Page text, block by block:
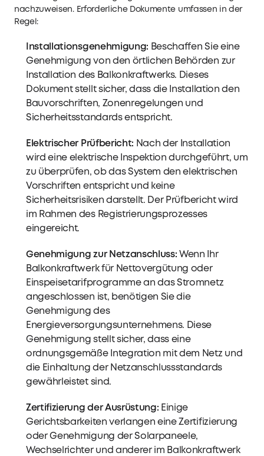
nachzuweisen. Erforderliche Dokumente umfassen in der
Regel:
Installationsgenehmigung: Beschaffen Sie eine
Genehmigung von den örtlichen Behörden zur
Installation des Balkonkraftwerks. Dieses
Dokument stellt sicher, dass die Installation den
Bauvorschriften, Zonenregelungen und
Sicherheitsstandards entspricht.
Elektrischer Prüfbericht: Nach der Installation
wird eine elektrische Inspektion durchgeführt, um
zu überprüfen, ob das System den elektrischen
Vorschriften entspricht und keine
Sicherheitsrisiken darstellt. Der Prüfbericht wird
im Rahmen des Registrierungsprozesses
eingereicht.
Genehmigung zur Netzanschluss: Wenn Ihr
Balkonkraftwerk für Nettovergütung oder
Einspeisetarifprogramme an das Stromnetz
angeschlossen ist, benötigen Sie die
Genehmigung des
Energieversorgungsunternehmens. Diese
Genehmigung stellt sicher, dass eine
ordnungsgemäße Integration mit dem Netz und
die Einhaltung der Netzanschlussstandards
gewährleistet sind.
Zertifizierung der Ausrüstung: Einige
Gerichtsbarkeiten verlangen eine Zertifizierung
oder Genehmigung der Solarpaneele,
Wechselrichter und anderer im Balkonkraftwerk